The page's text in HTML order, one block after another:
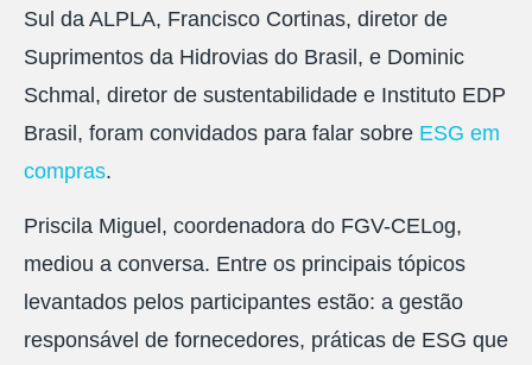
Sul da ALPLA, Francisco Cortinas, diretor de
Suprimentos da Hidrovias do Brasil, e Dominic
Schmal, diretor de sustentabilidade e Instituto EDP
Brasil, foram convidados para falar sobre ESG em
compras.
Priscila Miguel, coordenadora do FGV-CELog,
mediou a conversa. Entre os principais tópicos
levantados pelos participantes estão: a gestão
responsável de fornecedores, práticas de ESG que